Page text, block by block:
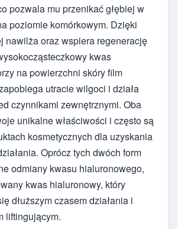
pozwala mu przenikać głębiej w
poziomie komórkowym. Dzięki
nawilża oraz wspiera regenerację
kwas
na powierzchni skóry film
utracie wilgoci i działa
czynnikami zewnętrznymi. Oba
unikalne właściwości i często są
kosmetycznych dla uzyskania
Oprócz tych dwóch form
odmiany kwasu hialuronowego,
kwas hialuronowy, który
dłuższym czasem działania i
liftingującym.